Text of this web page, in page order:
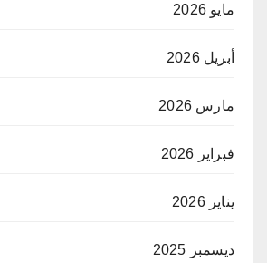
مايو 2026
أبريل 2026
مارس 2026
فبراير 2026
يناير 2026
ديسمبر 2025